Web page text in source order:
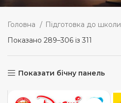
Головна Підготовка до школи
Показано 289–306 із 311
Показати бічну панель